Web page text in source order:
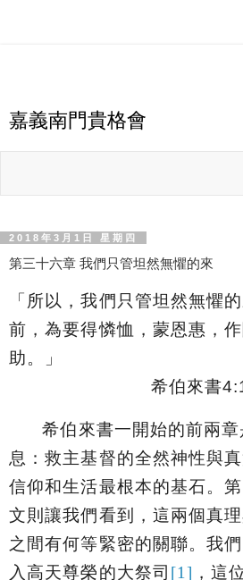
嘉義南門貴格會
2018年3月1日 星期四
第三十六章 我們只管坦然無懼的來
「 所以，我們只管坦然無懼
前，為要得憐恤，蒙恩惠，
助。
」
希伯來書
希伯來書一開始的前兩
息：救主基督的全然神性與
信仰和生活最根本的基石。
文則讓我們看到， 這兩個真理
之間有何等緊密的關聯。我
入高天尊榮的大祭司 [1] ，這